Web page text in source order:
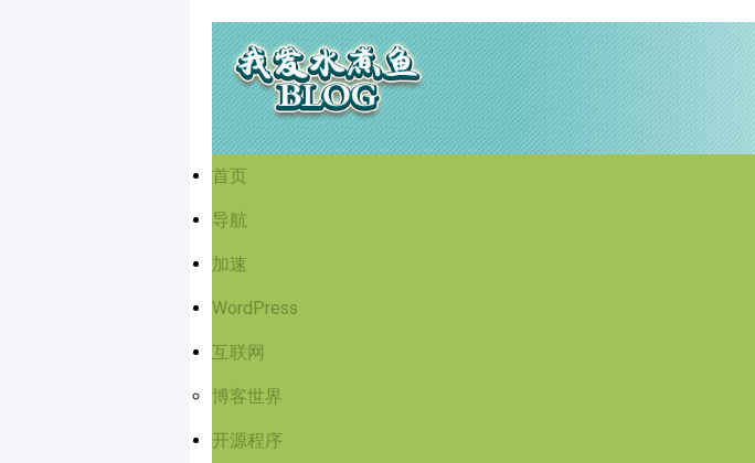
首页
导航
加速
WordPress
互联网
博客世界
开源程序